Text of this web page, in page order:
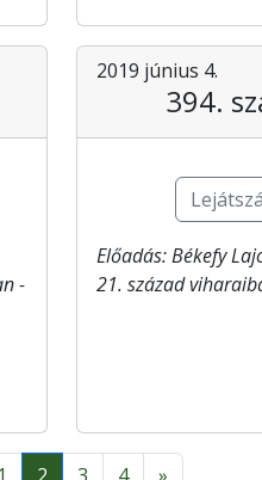
-
2019 június 4.
394.
Előadás: Békefy
21. század